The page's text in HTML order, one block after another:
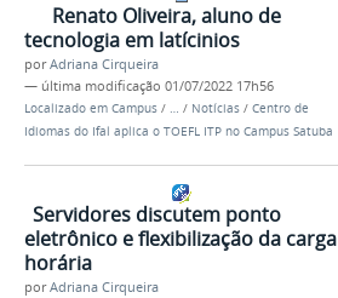
Renato Oliveira, aluno de
tecnologia em latícinios
porAdriana Cirqueira
— última modificação 01/07/2022 17h56
Localizado em Campus / … / Notícias / Centro de
Idiomas do Ifal aplica o TOEFL ITP no Campus Satuba
Servidores discutem ponto
eletrônico e flexibilização da carga
horária
porAdriana Cirqueira